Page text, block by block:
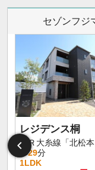
セゾンフジ
レジデンス桐
ＪＲ大糸線「北松
歩29分
1LDK